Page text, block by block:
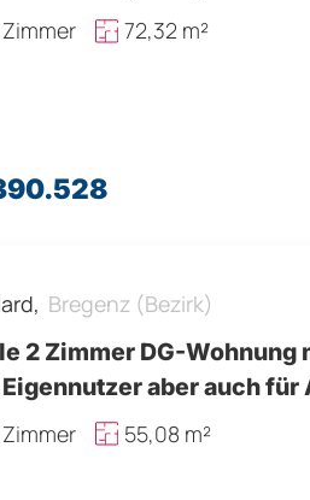
72,32 m²
Bregenz (Bezirk)
2 Zimmer DG-Wohnung
aber auch für
55,08 m²